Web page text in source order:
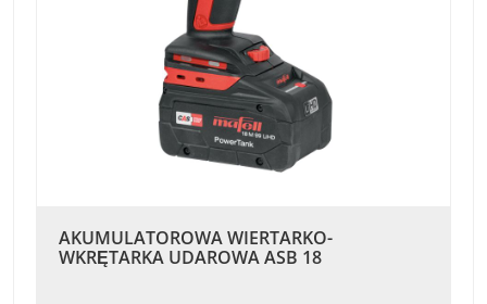
AKUMULATOROWA WIERTARKO-
WKRĘTARKA UDAROWA ASB 18